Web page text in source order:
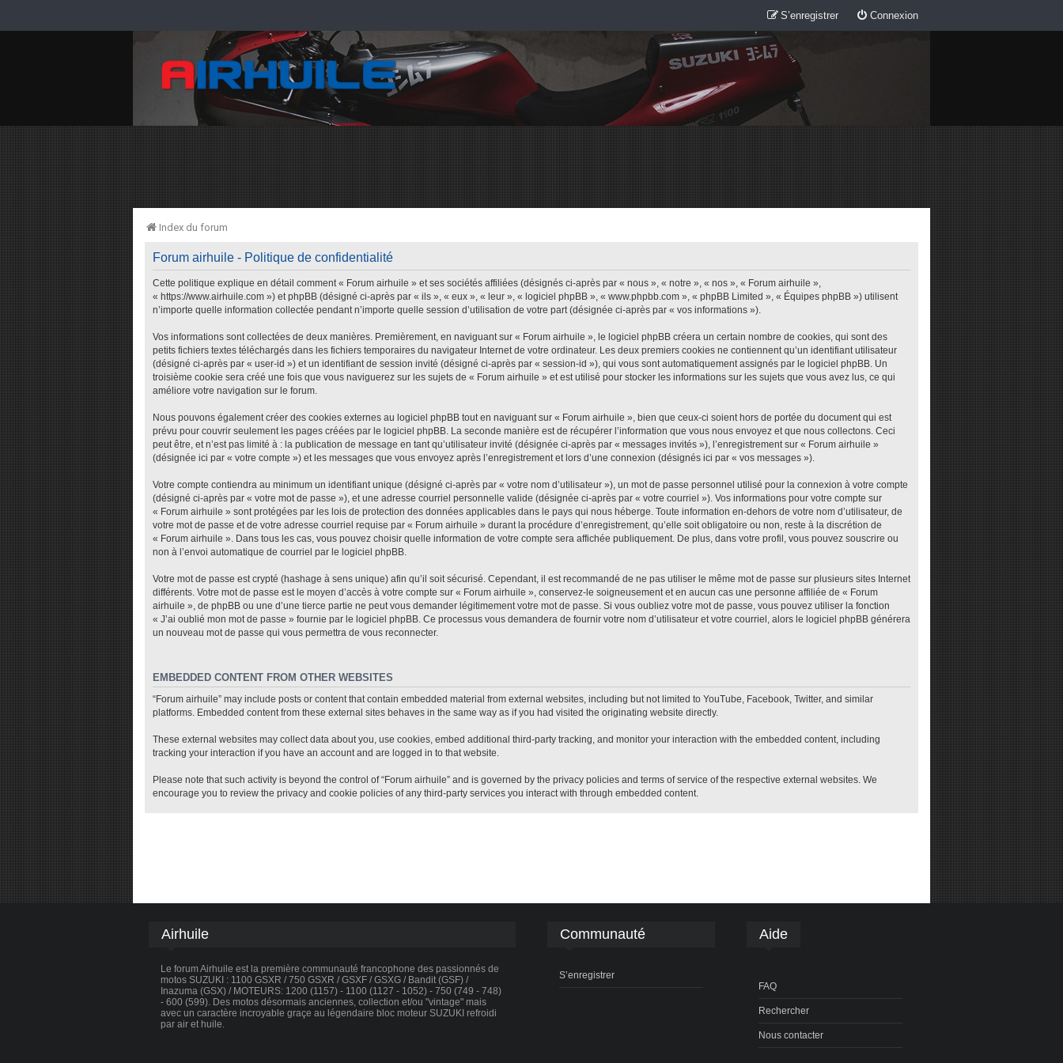
Connexion
S’enregistrer
Index du forum
Forum airhuile - Politique de confidentialité
Cette politique explique en détail comment « Forum airhuile » et ses sociétés affiliées (désignés ci-après par « nous », « notre », « nos », « Forum airhuile »,
« https://www.airhuile.com ») et phpBB (désigné ci-après par « ils », « eux », « leur », « logiciel phpBB », « www.phpbb.com », « phpBB Limited », « Équipes phpBB ») utilisent
n’importe quelle information collectée pendant n’importe quelle session d’utilisation de votre part (désignée ci-après par « vos informations »).
Vos informations sont collectées de deux manières. Premièrement, en naviguant sur « Forum airhuile », le logiciel phpBB créera un certain nombre de cookies, qui sont des
petits fichiers textes téléchargés dans les fichiers temporaires du navigateur Internet de votre ordinateur. Les deux premiers cookies ne contiennent qu’un identifiant utilisateur
(désigné ci-après par « user-id ») et un identifiant de session invité (désigné ci-après par « session-id »), qui vous sont automatiquement assignés par le logiciel phpBB. Un
troisième cookie sera créé une fois que vous naviguerez sur les sujets de « Forum airhuile » et est utilisé pour stocker les informations sur les sujets que vous avez lus, ce qui
améliore votre navigation sur le forum.
Nous pouvons également créer des cookies externes au logiciel phpBB tout en naviguant sur « Forum airhuile », bien que ceux-ci soient hors de portée du document qui est
prévu pour couvrir seulement les pages créées par le logiciel phpBB. La seconde manière est de récupérer l’information que vous nous envoyez et que nous collectons. Ceci
peut être, et n’est pas limité à : la publication de message en tant qu’utilisateur invité (désignée ci-après par « messages invités »), l’enregistrement sur « Forum airhuile »
(désignée ici par « votre compte ») et les messages que vous envoyez après l’enregistrement et lors d’une connexion (désignés ici par « vos messages »).
Votre compte contiendra au minimum un identifiant unique (désigné ci-après par « votre nom d’utilisateur »), un mot de passe personnel utilisé pour la connexion à votre compte
(désigné ci-après par « votre mot de passe »), et une adresse courriel personnelle valide (désignée ci-après par « votre courriel »). Vos informations pour votre compte sur
« Forum airhuile » sont protégées par les lois de protection des données applicables dans le pays qui nous héberge. Toute information en-dehors de votre nom d’utilisateur, de
votre mot de passe et de votre adresse courriel requise par « Forum airhuile » durant la procédure d’enregistrement, qu’elle soit obligatoire ou non, reste à la discrétion de
« Forum airhuile ». Dans tous les cas, vous pouvez choisir quelle information de votre compte sera affichée publiquement. De plus, dans votre profil, vous pouvez souscrire ou
non à l’envoi automatique de courriel par le logiciel phpBB.
Votre mot de passe est crypté (hashage à sens unique) afin qu’il soit sécurisé. Cependant, il est recommandé de ne pas utiliser le même mot de passe sur plusieurs sites Internet
différents. Votre mot de passe est le moyen d’accès à votre compte sur « Forum airhuile », conservez-le soigneusement et en aucun cas une personne affiliée de « Forum
airhuile », de phpBB ou une d’une tierce partie ne peut vous demander légitimement votre mot de passe. Si vous oubliez votre mot de passe, vous pouvez utiliser la fonction
« J’ai oublié mon mot de passe » fournie par le logiciel phpBB. Ce processus vous demandera de fournir votre nom d’utilisateur et votre courriel, alors le logiciel phpBB générera
un nouveau mot de passe qui vous permettra de vous reconnecter.
EMBEDDED CONTENT FROM OTHER WEBSITES
“Forum airhuile” may include posts or content that contain embedded material from external websites, including but not limited to YouTube, Facebook, Twitter, and similar
platforms. Embedded content from these external sites behaves in the same way as if you had visited the originating website directly.
These external websites may collect data about you, use cookies, embed additional third-party tracking, and monitor your interaction with the embedded content, including
tracking your interaction if you have an account and are logged in to that website.
Please note that such activity is beyond the control of “Forum airhuile” and is governed by the privacy policies and terms of service of the respective external websites. We
encourage you to review the privacy and cookie policies of any third-party services you interact with through embedded content.
Airhuile
Le forum Airhuile est la première communauté francophone des passionnés de
motos SUZUKI : 1100 GSXR / 750 GSXR / GSXF / GSXG / Bandit (GSF) /
Inazuma (GSX) / MOTEURS: 1200 (1157) - 1100 (1127 - 1052) - 750 (749 - 748)
- 600 (599). Des motos désormais anciennes, collection et/ou "vintage" mais
avec un caractère incroyable graçe au légendaire bloc moteur SUZUKI refroidi
par air et huile.
Communauté
S’enregistrer
Aide
FAQ
Rechercher
Nous contacter